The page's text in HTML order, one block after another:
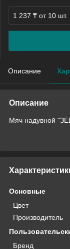
1 237 ₸ от 10 шт.
Описание
Описание
Мяч надувной
Основные
Цвет
Производитель
Бренд